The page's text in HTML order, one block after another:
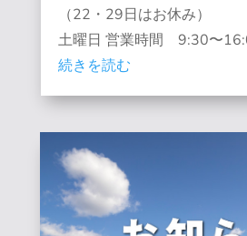
（22・29日はお休
土曜日 営業時間 9:30〜
続きを読む